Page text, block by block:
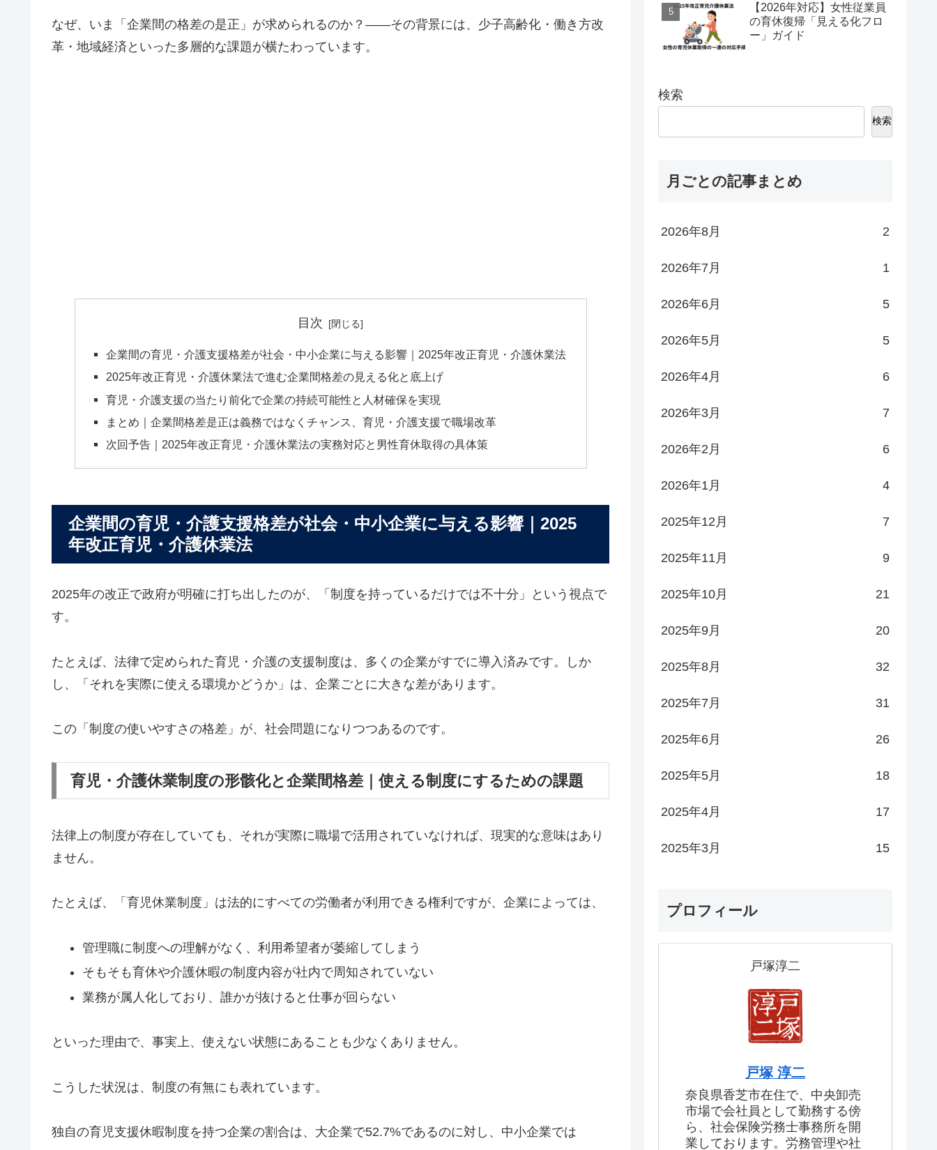
なぜ、いま「企業間の格差の是正」が求められるのか？――その背景には、少子高齢化・働き方改
革・地域経済といった多層的な課題が横たわっています。
目次
企業間の育児・介護支援格差が社会・中小企業に与える影響｜2025年改正育児・介護休業法
2025年改正育児・介護休業法で進む企業間格差の見える化と底上げ
育児・介護支援の当たり前化で企業の持続可能性と人材確保を実現
まとめ｜企業間格差是正は義務ではなくチャンス、育児・介護支援で職場改革
次回予告｜2025年改正育児・介護休業法の実務対応と男性育休取得の具体策
企業間の育児・介護支援格差が社会・中小企業に与える影響｜2025
年改正育児・介護休業法
2025年の改正で政府が明確に打ち出したのが、「制度を持っているだけでは不十分」という視点で
す。
たとえば、法律で定められた育児・介護の支援制度は、多くの企業がすでに導入済みです。しか
し、「それを実際に使える環境かどうか」は、企業ごとに大きな差があります。
この「制度の使いやすさの格差」が、社会問題になりつつあるのです。
育児・介護休業制度の形骸化と企業間格差｜使える制度にするための課題
法律上の制度が存在していても、それが実際に職場で活用されていなければ、現実的な意味はあり
ません。
たとえば、「育児休業制度」は法的にすべての労働者が利用できる権利ですが、企業によっては、
管理職に制度への理解がなく、利用希望者が萎縮してしまう
そもそも育休や介護休暇の制度内容が社内で周知されていない
業務が属人化しており、誰かが抜けると仕事が回らない
といった理由で、事実上、使えない状態にあることも少なくありません。
こうした状況は、制度の有無にも表れています。
独自の育児支援休暇制度を持つ企業の割合は、大企業で52.7%であるのに対し、中小企業では
【2026年対応】女性従業員
の育休復帰「見える化フロ
ー」ガイド
検索
検索
月ごとの記事まとめ
2026年8月 2
2026年7月 1
2026年6月 5
2026年5月 5
2026年4月 6
2026年3月 7
2026年2月 6
2026年1月 4
2025年12月 7
2025年11月 9
2025年10月 21
2025年9月 20
2025年8月 32
2025年7月 31
2025年6月 26
2025年5月 18
2025年4月 17
2025年3月 15
プロフィール
戸塚淳二
戸塚 淳二
奈良県香芝市在住で、中央卸売
市場で会社員として勤務する傍
ら、社会保険労務士事務所を開
業しております。労務管理や社